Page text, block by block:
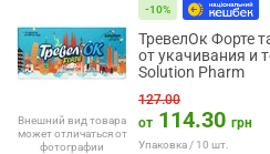
Внешний вид товара
может отличаться от
фотографии
-10%
ТревелОк Форте
от укачивания и
Solution Pharm
127.00
от 114.30 грн
Упаковка / 10 шт.